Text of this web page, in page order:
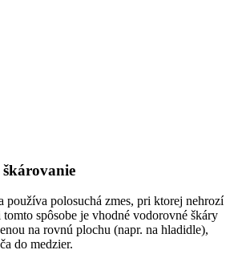
škárovanie
používa polosuchá zmes, pri ktorej nehrozí
spôsobe je vhodné vodorovné škáry
na rovnú plochu (napr. na hladidle),
do medzier.